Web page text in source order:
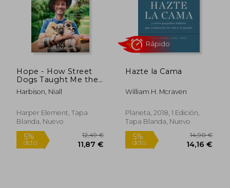
5%
dcto.
59,62 €
dcto.
Hope - How Street
Dogs Taught Me the
Meaning of Life:
Featuring Rodney,
Whacker (en Inglés)
Harbison, Niall
Harper Element, Tapa
Blanda, Nuevo
Hazte la Cama
William H. Mcraven
Planeta, 2018, 1 Edición,
Tapa Blanda, Nuevo